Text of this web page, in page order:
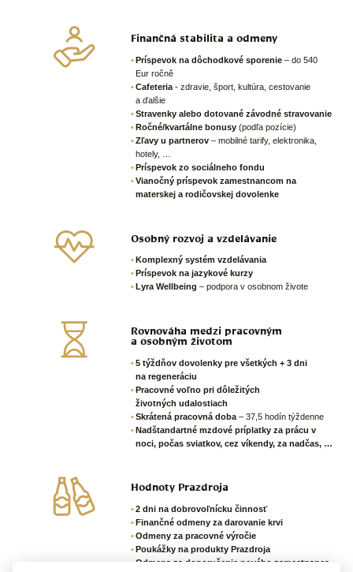
Finančná stabilita a odmeny
Príspevok na dôchodkové sporenie – do 540
Eur ročně
Cafeteria - zdravie, šport, kultúra, cestovanie
a ďalšie
Stravenky alebo dotované závodné stravovanie
Ročné/kvartálne bonusy (podľa pozície)
Zľavy u partnerov – mobilné tarify, elektronika,
hotely, …
Príspevok zo sociálneho fondu
Vianočný príspevok zamestnancom na
materskej a rodičovskej dovolenke
Osobný rozvoj a vzdelávanie
Komplexný systém vzdelávania
Príspevok na jazykové kurzy
Lyra Wellbeing – podpora v osobnom živote
Rovnováha medzi pracovným
a osobným životom
5 týždňov dovolenky pre všetkých + 3 dni
na regeneráciu
Pracovné voľno pri dôležitých
životných udalostiach
Skrátená pracovná doba – 37,5 hodín týždenne
Nadštandartné mzdové príplatky za prácu v
noci, počas sviatkov, cez víkendy, za nadčas, …
Hodnoty Prazdroja
2 dni na dobrovoľnícku činnosť
Finančné odmeny za darovanie krvi
Odmeny za pracovné výročie
Poukážky na produkty Prazdroja
Odmena za doporučenie nového zamestnanca